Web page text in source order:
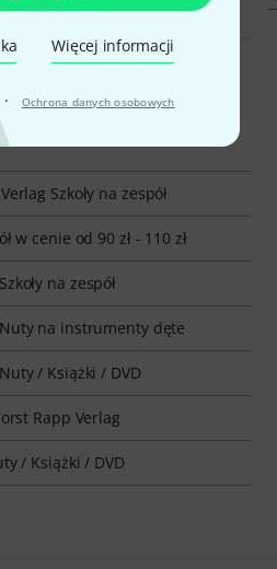
Więcej informacji
· Ochrona danych osobowych
Navigator
Szkoły na zespół
w cenie od 90 zł - 110 zł
na zespół
na instrumenty dęte
/ Książki / DVD
Rapp Verlag
/ Książki / DVD